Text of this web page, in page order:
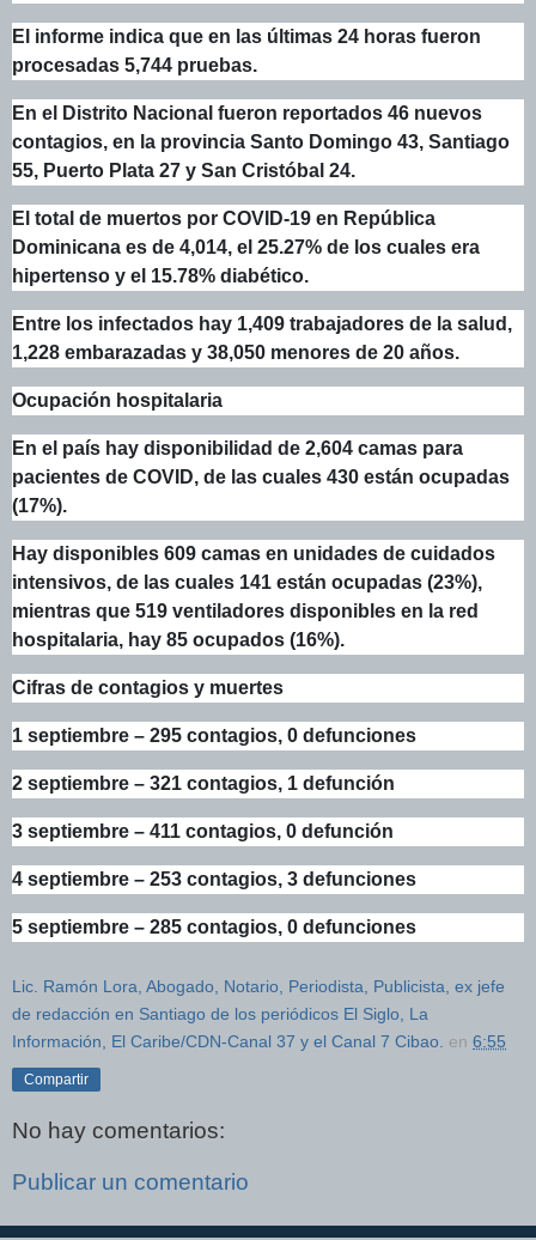
El informe indica que en las últimas 24 horas fueron
procesadas 5,744 pruebas.
En el Distrito Nacional fueron reportados 46 nuevos
contagios, en la provincia Santo Domingo 43, Santiago
55, Puerto Plata 27 y San Cristóbal 24.
El total de muertos por COVID-19 en República
Dominicana es de 4,014, el 25.27% de los cuales era
hipertenso y el 15.78% diabético.
Entre los infectados hay 1,409 trabajadores de la salud,
1,228 embarazadas y 38,050 menores de 20 años.
Ocupación hospitalaria
En el país hay disponibilidad de 2,604 camas para
pacientes de COVID, de las cuales 430 están ocupadas
(17%).
Hay disponibles 609 camas en unidades de cuidados
intensivos, de las cuales 141 están ocupadas (23%),
mientras que 519 ventiladores disponibles en la red
hospitalaria, hay 85 ocupados (16%).
Cifras de contagios y muertes
1 septiembre – 295 contagios, 0 defunciones
2 septiembre – 321 contagios, 1 defunción
3 septiembre – 411 contagios, 0 defunción
4 septiembre – 253 contagios, 3 defunciones
5 septiembre – 285 contagios, 0 defunciones
Lic. Ramón Lora, Abogado, Notario, Periodista, Publicista, ex jefe
de redacción en Santiago de los periódicos El Siglo, La
Información, El Caribe/CDN-Canal 37 y el Canal 7 Cibao. en 6:55
Compartir
No hay comentarios:
Publicar un comentario